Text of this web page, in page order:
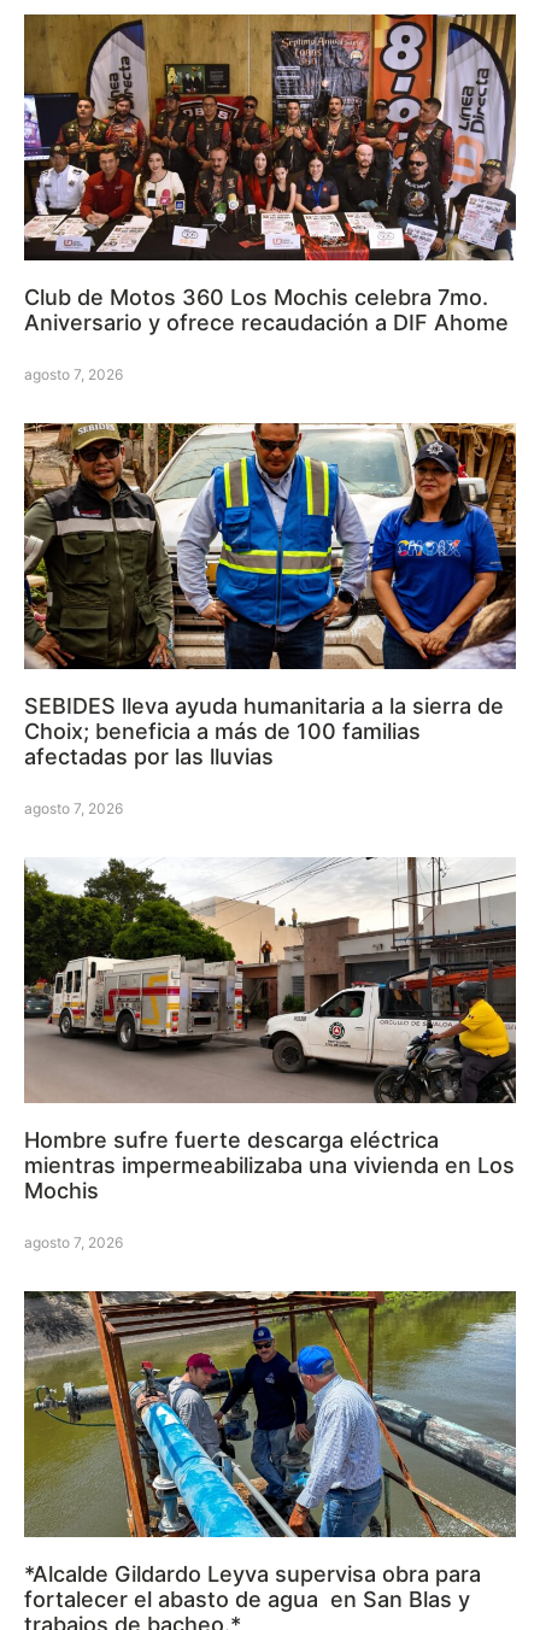
Club de Motos 360 Los Mochis celebra 7mo.
Aniversario y ofrece recaudación a DIF Ahome
agosto 7, 2026
SEBIDES lleva ayuda humanitaria a la sierra de
Choix; beneficia a más de 100 familias
afectadas por las lluvias
agosto 7, 2026
Hombre sufre fuerte descarga eléctrica
mientras impermeabilizaba una vivienda en Los
Mochis
agosto 7, 2026
*Alcalde Gildardo Leyva supervisa obra para
fortalecer el abasto de agua en San Blas y
trabajos de bacheo.*